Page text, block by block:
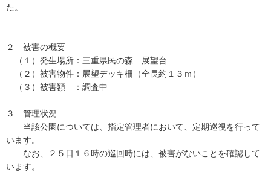
た。
２ 被害の概要
（１）発生場所：三重県民の森 展望台
（２）被害物件：展望デッキ柵（全長約１３ｍ）
（３）被害額 ：調査中
３ 管理状況
当該公園については、指定管理者において、定期巡視を行って
います。
なお、２５日１６時の巡回時には、被害がないことを確認して
います。